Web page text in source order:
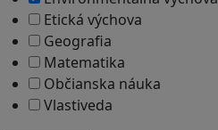
Etická výchova
Geografia
Matematika
Občianska náuka
Vlastiveda